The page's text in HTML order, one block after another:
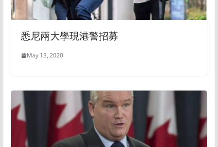
悉尼兩大學現港警招募
May 13, 2020